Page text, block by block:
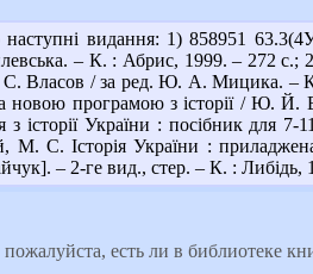
видання: 1) 858951
– К. : Абрис, 1999. – 272 с.;
В. С. Власов / за ред. Ю. А. Мицика.
новою програмою з історії / Ю.
з історії України : посібник
М. С. Історія України :
– 2-ге вид., стер. – К. : Либідь,
пожалуйста, есть ли в библиотеке